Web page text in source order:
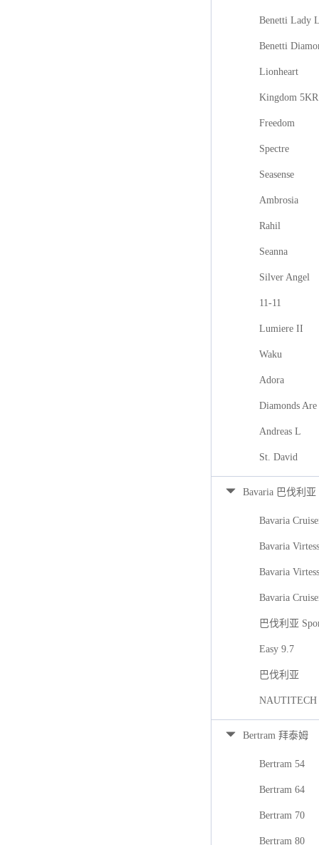
Benetti Lady
Benetti
Lionheart
Kingdom 5KR
Freedom
Spectre
Seasense
Ambrosia
Rahil
Seanna
Silver Angel
11-11
Lumiere II
Waku
Adora
Diamonds
Andreas L
St. David
Bavaria 巴伐利亚
Bavaria
Bavaria
Bavaria
Bavaria
巴伐利亚
Easy 9.7
巴伐利亚
NAUTITECH
Bertram 拜泰姆
Bertram 54
Bertram 64
Bertram 70
Bertram 80